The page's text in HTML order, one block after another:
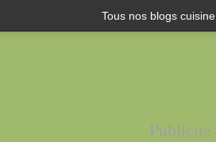
Tous nos blogs cuisine
Publicité